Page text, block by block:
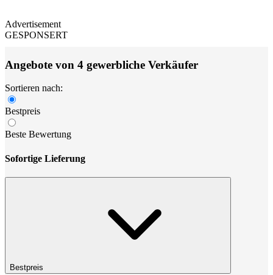
Advertisement
GESPONSERT
Angebote von 4 gewerbliche Verkäufer
Sortieren nach:
Bestpreis
Beste Bewertung
Sofortige Lieferung
Bestpreis